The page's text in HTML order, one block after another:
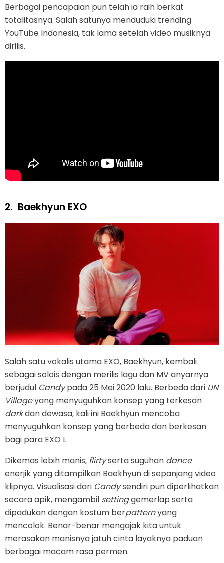
Berbagai pencapaian pun telah ia raih berkat
totalitasnya. Salah satunya menduduki trending
YouTube Indonesia, tak lama setelah video musiknya
dirilis.
2. Baekhyun EXO
Salah satu vokalis utama EXO, Baekhyun, kembali
sebagai solois dengan merilis lagu dan MV anyarnya
berjudul Candypada 25 Mei 2020 lalu. Berbeda dari UN
Villageyang menyuguhkan konsep yang terkesan
darkdan dewasa, kali ini Baekhyun mencoba
menyuguhkan konsep yang berbeda dan berkesan
bagi para EXO L.
Dikemas lebih manis, flirtyserta suguhan dance
enerjik yang ditampilkan Baekhyun di sepanjang video
klipnya. Visualisasi dari Candysendiri pun diperlihatkan
secara apik, mengambil settinggemerlap serta
dipadukan dengan kostum berpatternyang
mencolok. Benar-benar mengajak kita untuk
merasakan manisnya jatuh cinta layaknya paduan
berbagai macam rasa permen.